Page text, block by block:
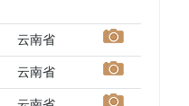
云南省
云南省